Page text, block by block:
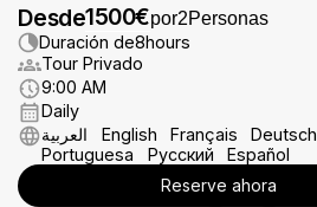
Desde1500€por2Personas
Duración de8hours
Tour Privado
9:00 AM
Daily
العربية
English Français Deutsch
Portuguesa
Русский Español
Reserve ahora